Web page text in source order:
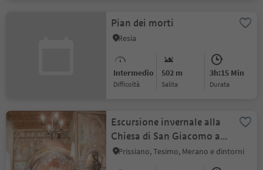
Pian dei morti
Resia
Intermedio
Difficoltà
502 m
Salita
3h:15 Min
durata
Escursione invernale alla
Chiesa di San Giacomo a
Grissiano
Prissiano, Tesimo, Merano e dintorni